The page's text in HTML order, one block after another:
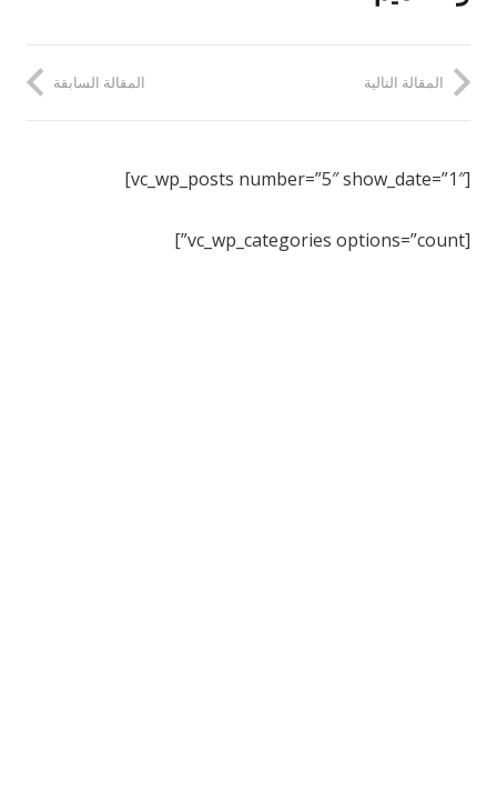
المقالة السابقة المقالة التالية
[vc_wp_posts number=”5″ show_date=”1″]
[vc_wp_categories options=”count”]